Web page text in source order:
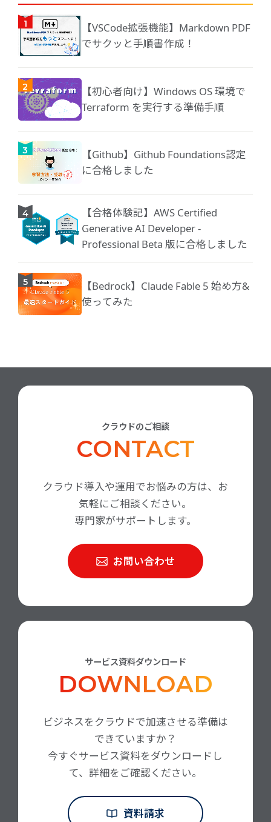
【VSCode拡張機能】Markdown PDF
でサクッと手順書作成！
【初心者向け】Windows OS 環境で
Terraform を実行する準備手順
【Github】Github Foundations認定
に合格しました
【合格体験記】AWS Certified
Generative AI Developer -
Professional Beta 版に合格しました
【Bedrock】Claude Fable 5 始め方&
使ってみた
クラウドのご相談
CONTACT
クラウド導入や運用でお悩みの方は、お
気軽にご相談ください。
専門家がサポートします。
お問い合わせ
サービス資料ダウンロード
DOWNLOAD
ビジネスをクラウドで加速させる準備は
できていますか？
今すぐサービス資料をダウンロードし
て、詳細をご確認ください。
資料請求